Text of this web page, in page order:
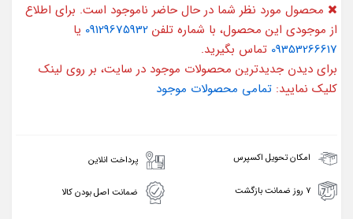
محصول مورد نظر شما در حال حاضر ناموجود است. برای اطلاع
از موجودی این محصول، با شماره تلفن 09129675932 یا
09353266617 تماس بگیرید.
برای دیدن جدیدترین محصولات موجود در سایت، بر روی لینک
کلیک نمایید: تمامی محصولات موجود
امکان تحویل اکسپرس پرداخت انلاین
۷ روز ضمانت بازگشت ضمانت اصل بودن کالا